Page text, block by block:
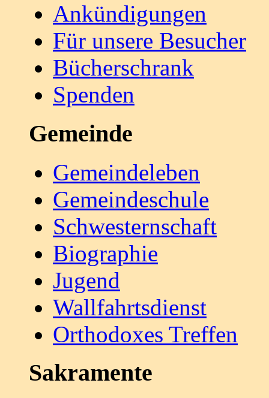
Ankündigungen
Für unsere Besucher
Bücherschrank
Spenden
Gemeinde
Gemeindeleben
Gemeindeschule
Schwesternschaft
Biographie
Jugend
Wallfahrtsdienst
Orthodoxes Treffen
Sakramente